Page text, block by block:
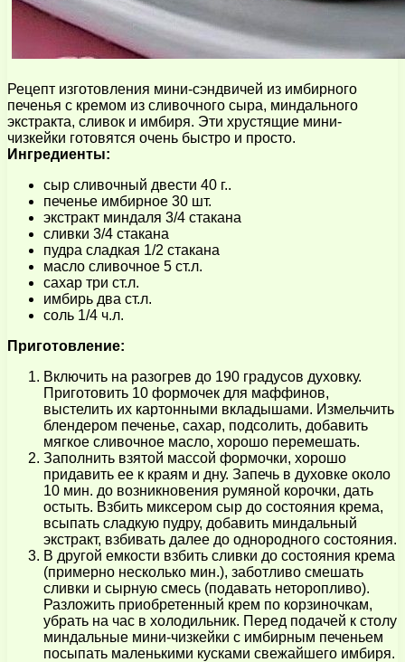
Рецепт изготовления мини-сэндвичей из имбирного
печенья с кремом из сливочного сыра, миндального
экстракта, сливок и имбиря. Эти хрустящие мини-
чизкейки готовятся очень быстро и просто.
Ингредиенты:
сыр сливочный двести 40 г..
печенье имбирное 30 шт.
экстракт миндаля 3/4 стакана
сливки 3/4 стакана
пудра сладкая 1/2 стакана
масло сливочное 5 ст.л.
сахар три ст.л.
имбирь два ст.л.
соль 1/4 ч.л.
Приготовление:
Включить на разогрев до 190 градусов духовку.
Приготовить 10 формочек для маффинов,
выстелить их картонными вкладышами. Измельчить
блендером печенье, сахар, подсолить, добавить
мягкое сливочное масло, хорошо перемешать.
Заполнить взятой массой формочки, хорошо
придавить ее к краям и дну. Запечь в духовке около
10 мин. до возникновения румяной корочки, дать
остыть. Взбить миксером сыр до состояния крема,
всыпать сладкую пудру, добавить миндальный
экстракт, взбивать далее до однородного состояния.
В другой емкости взбить сливки до состояния крема
(примерно несколько мин.), заботливо смешать
сливки и сырную смесь (подавать неторопливо).
Разложить приобретенный крем по корзиночкам,
убрать на час в холодильник. Перед подачей к столу
миндальные мини-чизкейки с имбирным печеньем
посыпать маленькими кусками свежайшего имбиря.